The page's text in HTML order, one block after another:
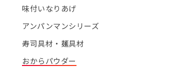
味付いなりあげ
アンパンマンシリーズ
寿司具材・麺具材
おからパウダー